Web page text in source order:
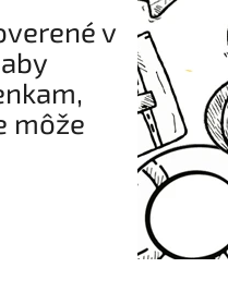
v
môže